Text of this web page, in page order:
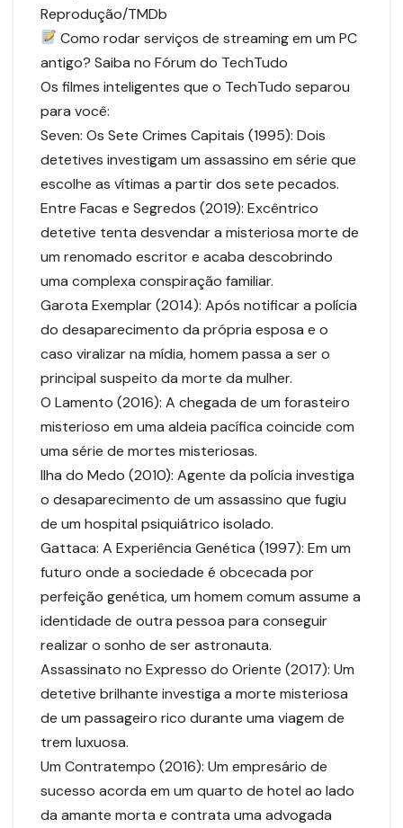
Reprodução/TMDb
Como rodar serviços de streaming em um PC
antigo? Saiba no Fórum do TechTudo
Os filmes inteligentes que o TechTudo separou
para você:
Seven: Os Sete Crimes Capitais (1995): Dois
detetives investigam um assassino em série que
escolhe as vítimas a partir dos sete pecados.
Entre Facas e Segredos (2019): Excêntrico
detetive tenta desvendar a misteriosa morte de
um renomado escritor e acaba descobrindo
uma complexa conspiração familiar.
Garota Exemplar (2014): Após notificar a polícia
do desaparecimento da própria esposa e o
caso viralizar na mídia, homem passa a ser o
principal suspeito da morte da mulher.
O Lamento (2016): A chegada de um forasteiro
misterioso em uma aldeia pacífica coincide com
uma série de mortes misteriosas.
Ilha do Medo (2010): Agente da polícia investiga
o desaparecimento de um assassino que fugiu
de um hospital psiquiátrico isolado.
Gattaca: A Experiência Genética (1997): Em um
futuro onde a sociedade é obcecada por
perfeição genética, um homem comum assume a
identidade de outra pessoa para conseguir
realizar o sonho de ser astronauta.
Assassinato no Expresso do Oriente (2017): Um
detetive brilhante investiga a morte misteriosa
de um passageiro rico durante uma viagem de
trem luxuosa.
Um Contratempo (2016): Um empresário de
sucesso acorda em um quarto de hotel ao lado
da amante morta e contrata uma advogada